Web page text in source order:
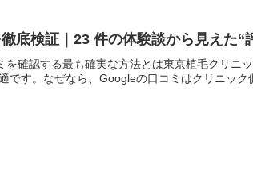
底検証｜23 件の体験談から見えた“
確認する最も確実な方法とは東京植毛クリニ
です。なぜなら、Googleの口コミはクリニック